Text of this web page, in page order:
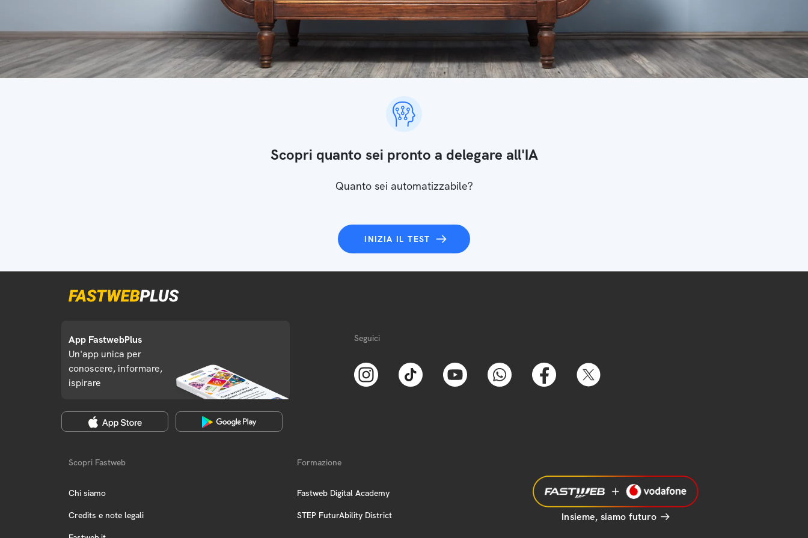
Scopri quanto sei pronto a delegare all'IA
Quanto sei automatizzabile?
INIZIA IL TEST
App FastwebPlus
Un'app unica per
conoscere, informare,
ispirare
Seguici
Scopri Fastweb
Chi siamo
Credits e note legali
Formazione
Fastweb Digital Academy
STEP FuturAbility District Insieme, siamo futuro